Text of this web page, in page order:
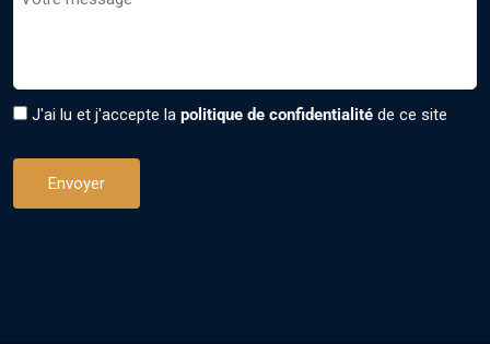
J'ai lu et j'accepte la politique de confidentialité de ce site